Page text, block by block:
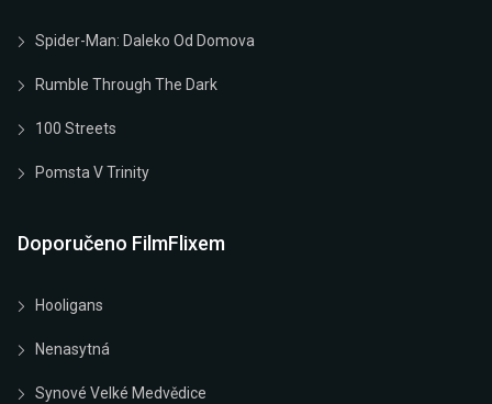
Spider-Man: Daleko Od Domova
Rumble Through The Dark
100 Streets
Pomsta V Trinity
Doporučeno FilmFlixem
Hooligans
Nenasytná
Synové Velké Medvědice